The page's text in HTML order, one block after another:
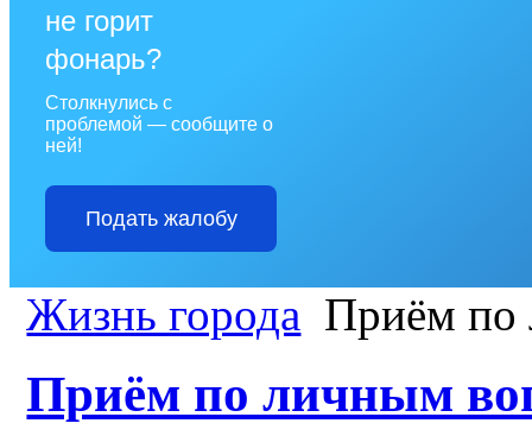
не горит
фонарь?
Столкнулись с
проблемой — сообщите о
ней!
Подать жалобу
Жизнь города Приём по
Приём по личным